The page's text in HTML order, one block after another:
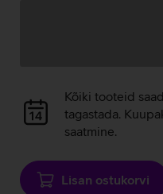
Andmete
laadimine
Kõiki tooteid saad
tagastada.
saatmine.
Lisan ostukorvi